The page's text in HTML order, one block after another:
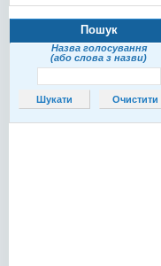
Пошук
Назва голосування
(або слова з назви)